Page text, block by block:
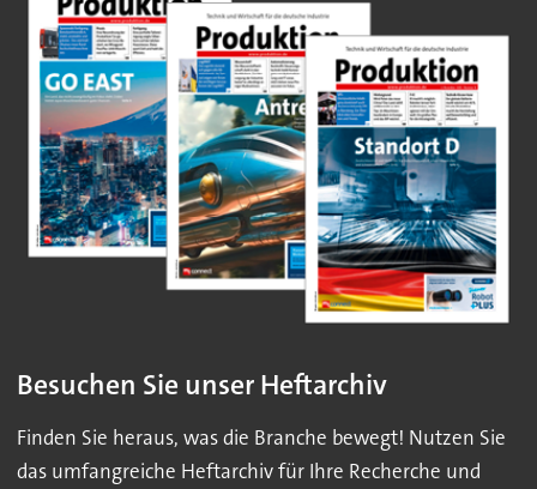
Besuchen Sie unser Heftarchiv
Finden Sie heraus, was die Branche bewegt! Nutzen Sie
das umfangreiche Heftarchiv für Ihre Recherche und